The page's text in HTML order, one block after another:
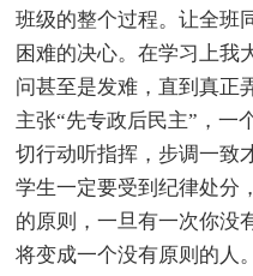
班级的整个过程。让全班
困难的决心。在学习上我
问甚至是发难，直到真正
主张“先专政后民主”，一
切行动听指挥，步调一致
学生一定要受到纪律处分
的原则，一旦有一次你没
将变成一个没有原则的人